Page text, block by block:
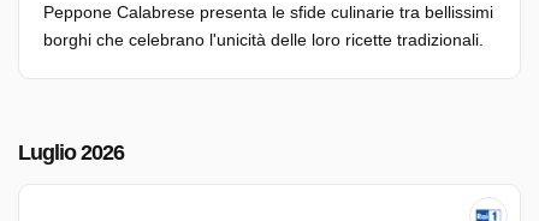
Peppone Calabrese presenta le sfide culinarie tra bellissimi
borghi che celebrano l'unicità delle loro ricette tradizionali.
Luglio 2026